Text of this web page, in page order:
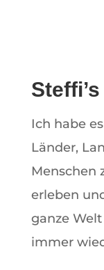
Ich habe
Länder,
Menschen
erleben
ganze
immer